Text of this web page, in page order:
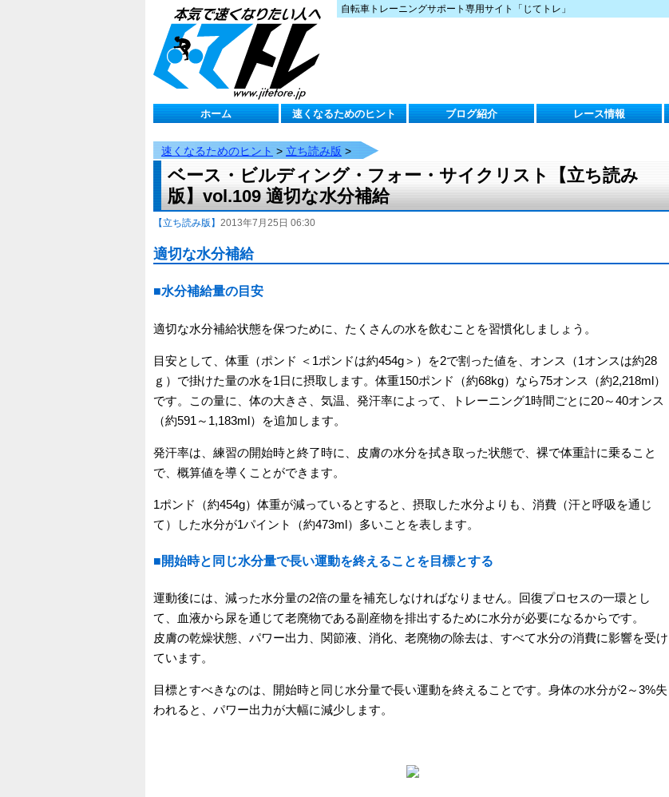
自転車トレーニングサポート専用サイト「じてトレ」
ホーム 速くなるためのヒント ブログ紹介 レース情報
速くなるためのヒント > 立ち読み版 >
ベース・ビルディング・フォー・サイクリスト【立ち読み
版】vol.109 適切な水分補給
【立ち読み版】 2013年7月25日 06:30
適切な水分補給
■水分補給量の目安
適切な水分補給状態を保つために、たくさんの水を飲むことを習慣化しましょう。
目安として、体重（ポンド ＜1ポンドは約454g＞）を2で割った値を、オンス（1オンスは約28
ｇ）で掛けた量の水を1日に摂取します。体重150ポンド（約68kg）なら75オンス（約2,218ml）
です。この量に、体の大きさ、気温、発汗率によって、トレーニング1時間ごとに20～40オンス
（約591～1,183ml）を追加します。
発汗率は、練習の開始時と終了時に、皮膚の水分を拭き取った状態で、裸で体重計に乗ること
で、概算値を導くことができます。
1ポンド（約454g）体重が減っているとすると、摂取した水分よりも、消費（汗と呼吸を通じ
て）した水分が1パイント（約473ml）多いことを表します。
■開始時と同じ水分量で長い運動を終えることを目標とする
運動後には、減った水分量の2倍の量を補充しなければなりません。回復プロセスの一環とし
て、血液から尿を通じて老廃物である副産物を排出するために水分が必要になるからです。
皮膚の乾燥状態、パワー出力、関節液、消化、老廃物の除去は、すべて水分の消費に影響を受け
ています。
目標とすべきなのは、開始時と同じ水分量で長い運動を終えることです。身体の水分が2～3%失
われると、パワー出力が大幅に減少します。